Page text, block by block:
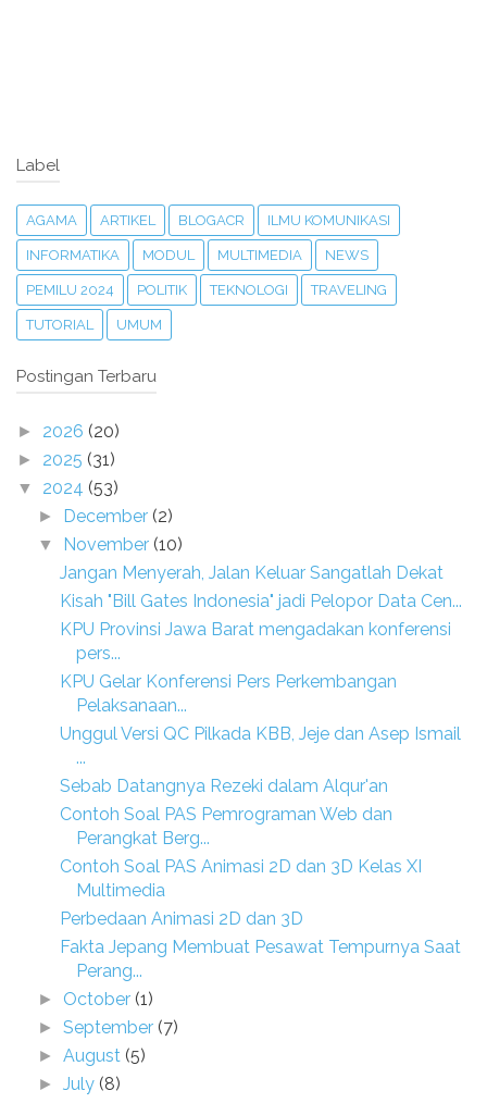
Label
AGAMA ARTIKEL BLOGACR ILMU KOMUNIKASI
INFORMATIKA MODUL MULTIMEDIA NEWS
PEMILU 2024 POLITIK TEKNOLOGI TRAVELING
TUTORIAL UMUM
Postingan Terbaru
► 2026 (20)
► 2025 (31)
▼ 2024 (53)
► December (2)
▼ November (10)
Jangan Menyerah, Jalan Keluar Sangatlah Dekat
Kisah "Bill Gates Indonesia" jadi Pelopor Data Cen...
KPU Provinsi Jawa Barat mengadakan konferensi
pers...
KPU Gelar Konferensi Pers Perkembangan
Pelaksanaan...
Unggul Versi QC Pilkada KBB, Jeje dan Asep Ismail
...
Sebab Datangnya Rezeki dalam Alqur'an
Contoh Soal PAS Pemrograman Web dan
Perangkat Berg...
Contoh Soal PAS Animasi 2D dan 3D Kelas XI
Multimedia
Perbedaan Animasi 2D dan 3D
Fakta Jepang Membuat Pesawat Tempurnya Saat
Perang...
► October (1)
►September (7)
►August (5)
►July (8)